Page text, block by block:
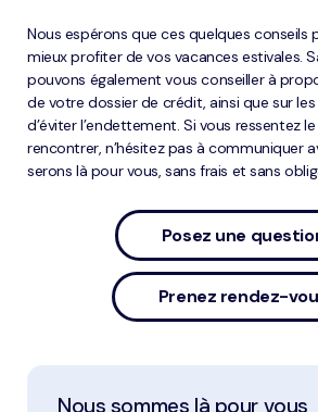
Nous espérons que ces quelques conseils
mieux profiter de vos vacances estivales.
pouvons également vous conseiller à
de votre dossier de crédit, ainsi que sur
d’éviter l’endettement. Si vous ressentez
rencontrer, n’hésitez pas à communiquer
serons là pour vous, sans frais et sans
Posez une
Prenez rendez-
Nous sommes là pour vous